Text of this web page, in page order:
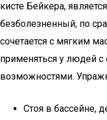
кисте Бейкера,
безболезненный, по
сочетается с мягким
применяться у людей
возможностями.
Стоя в бассейне,